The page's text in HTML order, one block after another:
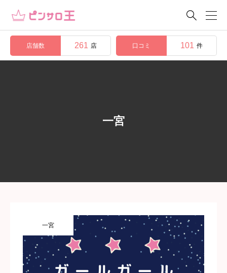

店舗数 261 店 口コミ 101 件
一宮
一宮